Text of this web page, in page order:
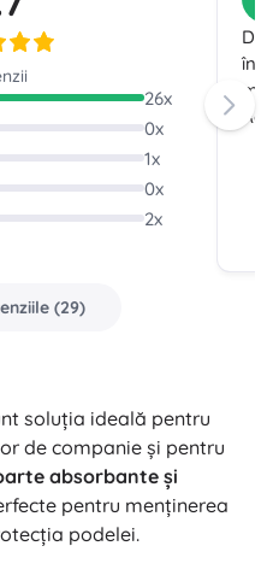
26x
0x
1x
0x
2x
în
(29)
soluția ideală pentru
de companie și pentru
absorbante și
pentru menținerea
podelei.